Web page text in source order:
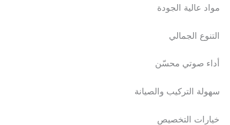
مواد عالية الجودة
التنوع الجمالي
أداء صوتي محسّن
سهولة التركيب والصيانة
خيارات التخصيص